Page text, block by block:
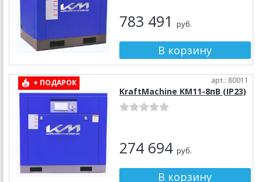
783 491 руб.
+ ПОДАРОК арт.: 80011
KraftMachine KM11-8пВ (IP23)
274 694 руб.